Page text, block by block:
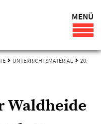
MENÜ
UNTERRICHTSMATERIAL
20.
Waldheide